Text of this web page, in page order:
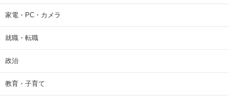
家電・PC・カメラ
就職・転職
政治
教育・子育て